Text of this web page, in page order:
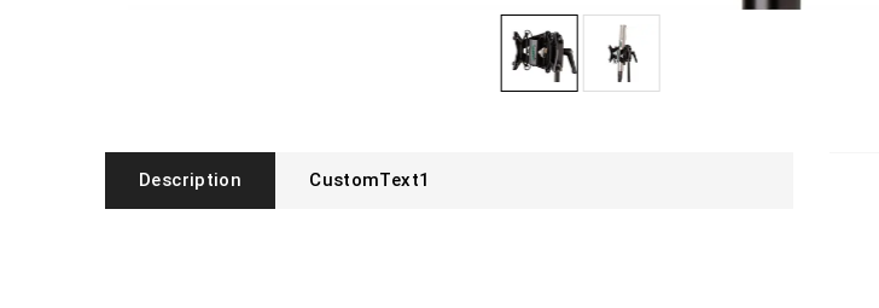
Description CustomText1